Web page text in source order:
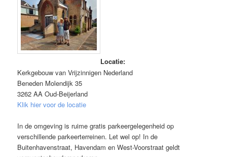
Locatie:
Kerkgebouw van Vrijzinnigen Nederland
Beneden Molendijk 35
3262 AA Oud-Beijerland
Klik hier voor de locatie
In de omgeving is ruime gratis parkeergelegenheid op
verschillende parkeerterreinen. Let wel op! In de
Buitenhavenstraat, Havendam en West-Voorstraat geldt